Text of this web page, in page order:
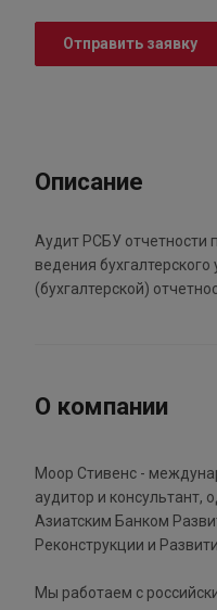
Отправить заявку
Описание
Аудит РСБУ отчетности
ведения
(бухгалтерской)
О компании
Моор Стивенс -
аудитор и
Азиатским Банком
Реконструкции и
Мы работаем с